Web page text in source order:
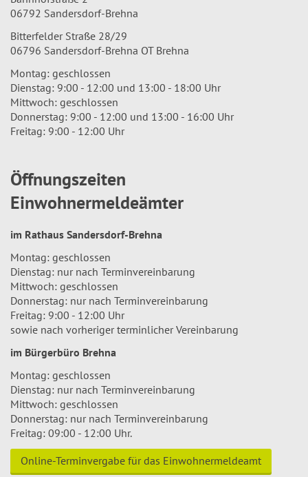
06792 Sandersdorf-Brehna
Bitterfelder Straße 28/29
06796 Sandersdorf-Brehna OT Brehna
Montag: geschlossen
Dienstag: 9:00 - 12:00 und 13:00 - 18:00 Uhr
Mittwoch: geschlossen
Donnerstag: 9:00 - 12:00 und 13:00 - 16:00 Uhr
Freitag: 9:00 - 12:00 Uhr
Öffnungszeiten
Einwohnermeldeämter
im Rathaus Sandersdorf-Brehna
Montag: geschlossen
Dienstag: nur nach Terminvereinbarung
Mittwoch: geschlossen
Donnerstag: nur nach Terminvereinbarung
Freitag: 9:00 - 12:00 Uhr
sowie nach vorheriger terminlicher Vereinbarung
im Bürgerbüro Brehna
Montag: geschlossen
Dienstag: nur nach Terminvereinbarung
Mittwoch: geschlossen
Donnerstag: nur nach Terminvereinbarung
Freitag: 09:00 - 12:00 Uhr.
Online-Terminvergabe für das Einwohnermeldeamt